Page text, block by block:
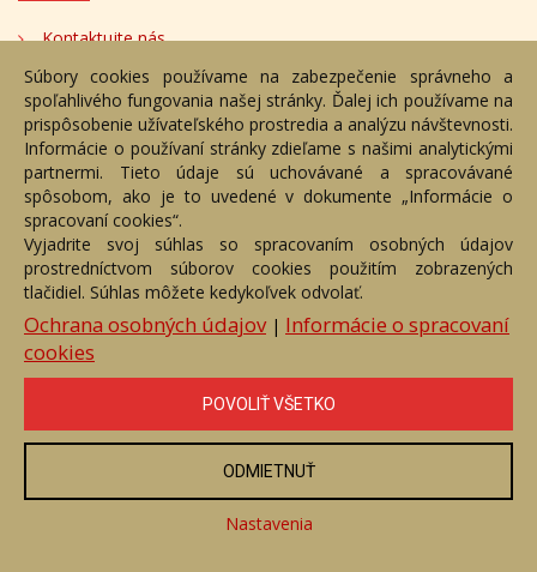
Kontaktujte nás
Bezplatné poradenstvo
Adresa
Nižný Hrušov 333, 094 22,
Slovenská republika
+421 905 356 921
+421 905 959 101
eantik@eantik.sk
Kontakt
Bezplatné poradenstvo
Biografie autorov
eAntik.sk © 2007 - 2026
Akékoľvek používanie obrazových a textových súčastí tejto stránky je
vyhradené.
Súbory cookies používame na zabezpečenie správneho a
spoľahlivého fungovania našej stránky. Ďalej ich používame na
prispôsobenie užívateľského prostredia a analýzu návštevnosti.
Informácie o používaní stránky zdieľame s našimi analytickými
partnermi. Tieto údaje sú uchovávané a spracovávané
spôsobom, ako je to uvedené v dokumente „Informácie o
spracovaní cookies“.
Vyjadrite svoj súhlas so spracovaním osobných údajov
prostredníctvom súborov cookies použitím zobrazených
tlačidiel. Súhlas môžete kedykoľvek odvolať.
Ochrana osobných údajov| Informácie o spracovaní
cookies
POVOLIŤ VŠETKO
ODMIETNUŤ
Nastavenia